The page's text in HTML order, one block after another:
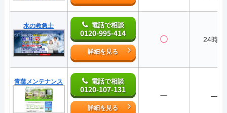
水の救急士 電話で相談
0120-995-414
詳細を見る
〇 24時間
青葉メンテナンス 電話で相談
0120-107-131
詳細を見る
ー ―